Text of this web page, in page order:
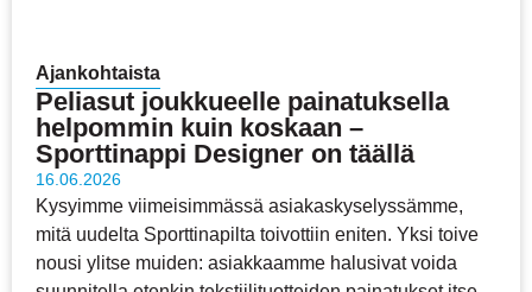
Ajankohtaista
Peliasut joukkueelle painatuksella
helpommin kuin koskaan –
Sporttinappi Designer on täällä
16.06.2026
Kysyimme viimeisimmässä asiakaskyselyssämme,
mitä uudelta Sporttinapilta toivottiin eniten. Yksi toive
nousi ylitse muiden: asiakkaamme halusivat voida